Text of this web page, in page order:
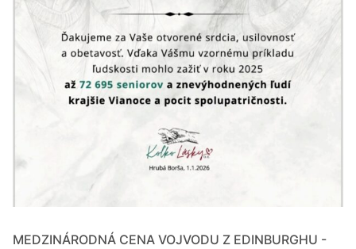
MEDZINÁRODNÁ CENA VOJVODU Z EDINBURGHU -